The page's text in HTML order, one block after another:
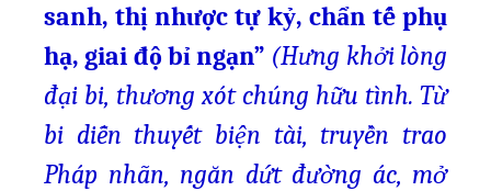
sanh, thị nhược tự kỷ, chẩn tế phụ
hạ, giai độ bỉ ngạn” (Hưng khởi lòng
đại bi, thương xót chúng hữu tình. Từ
bi diễn thuyết biện tài, truyền trao
Pháp nhãn, ngăn dứt đường ác, mở